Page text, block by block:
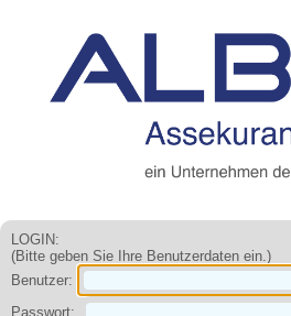
LOGIN:
(Bitte geben Sie Ihre Benutzerdaten ein.)
Benutzer:
Passwort: